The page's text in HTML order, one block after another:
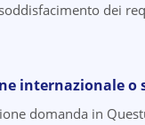
dei
internazionale o
domanda in